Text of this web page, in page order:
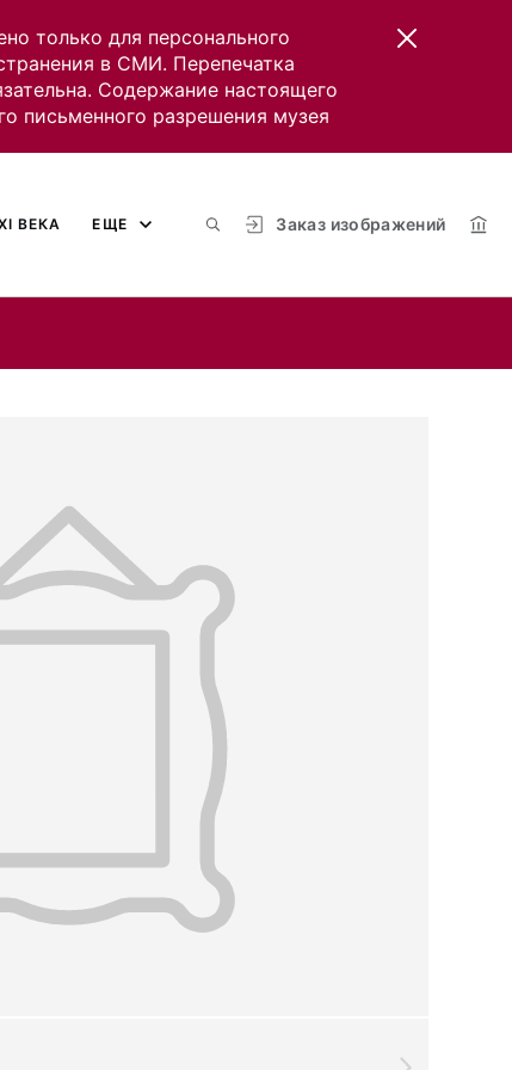
только для персонального
в СМИ. Перепечатка
Содержание настоящего
письменного разрешения музея
Заказ изображений
ВЕКА ЕЩЕ